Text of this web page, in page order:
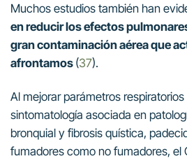
Muchos estudios también han
en reducir los efectos
gran contaminación aérea que
afrontamos (37).
Al mejorar parámetros respiratorios
sintomatología asociada en
bronquial y fibrosis quística,
fumadores como no fumadores, el